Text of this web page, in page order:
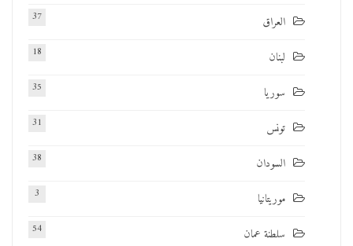
العراق 37
لبنان 18
سوريا 35
تونس 31
السودان 38
موريتانيا 3
سلطنة عمان 54